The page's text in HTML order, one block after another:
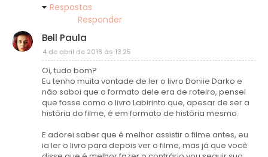
Respostas
Responder
Bell Paula
4 de abril de 2018 às 13:25
Oi, tudo bom?
Eu tenho muita vontade de ler o livro Doniie Darko e
não saboi que o formato dele era de roteiro, pensei
que fosse como o livro Labirinto que, apesar de ser a
história do filme, é em formato de história mesmo.
E adorei saber que é melhor assistir o filme antes, eu
ia ler o livro para depois ver o filme, mas já que você